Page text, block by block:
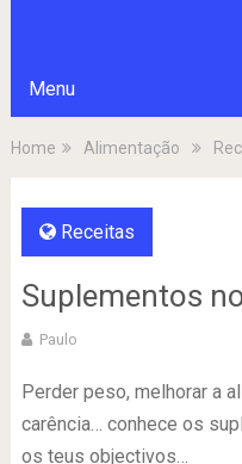
Menu
Home Alimentação
Receitas
Suplementos
Paulo
Perder peso, melhorar a
carência… conhece os
os teus objectivos…